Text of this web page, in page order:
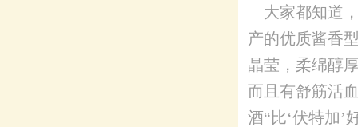
大家都知道，
产的优质酱香
晶莹，柔绵醇
而且有舒筋活
酒“比‘伏特加’